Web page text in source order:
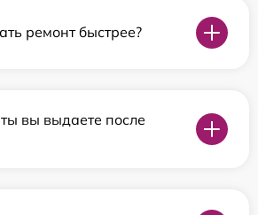
ремонт быстрее?
вы выдаете после